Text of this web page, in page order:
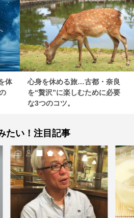
体
心身を休める旅…古都・奈良
を“贅沢”に楽しむために必要
な3つのコツ。
たい！注目記事